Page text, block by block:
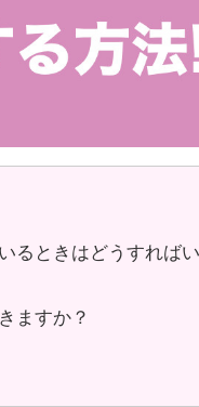
るときはどうすれば
ますか？